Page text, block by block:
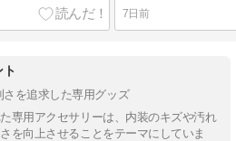
7日前
ト
さを追求した専用グッズ
専用アクセサリーは、内装のキズや汚れ
を向上させることをテーマにしていま